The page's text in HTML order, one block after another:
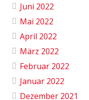
Juni 2022
Mai 2022
April 2022
März 2022
Februar 2022
Januar 2022
Dezember 2021